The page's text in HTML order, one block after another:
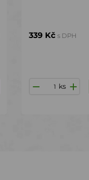
339 Kč s DPH
ks